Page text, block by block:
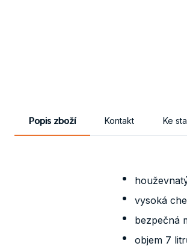
Popis zboží Kontakt Ke
vysoká
bezpečná
objem 7